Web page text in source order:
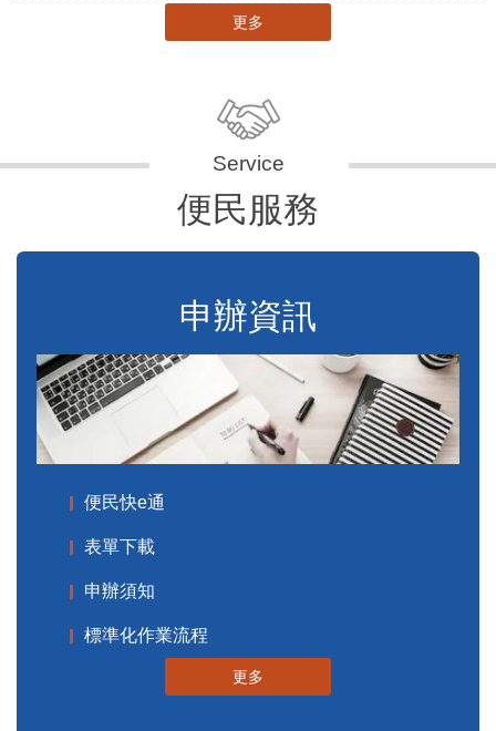
更多
便民服務
申辦資訊
便民快e通
表單下載
申辦須知
標準化作業流程
更多